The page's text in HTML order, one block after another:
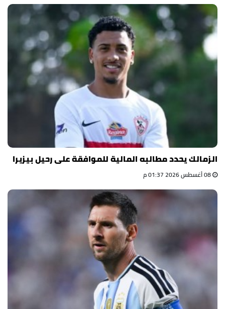
الزمالك يحدد مطالبه المالية للموافقة على رحيل بيزيرا